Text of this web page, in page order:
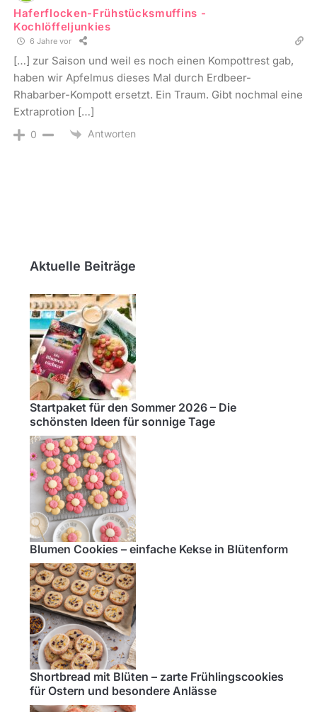
Haferflocken-Frühstücksmuffins -
Kochlöffeljunkies
6 Jahre vor
[…] zur Saison und weil es noch einen Kompottrest gab,
haben wir Apfelmus dieses Mal durch Erdbeer-
Rhabarber-Kompott ersetzt. Ein Traum. Gibt nochmal eine
Extraprotion […]
0 Antworten
Aktuelle Beiträge
Startpaket für den Sommer 2026 – Die
schönsten Ideen für sonnige Tage
Blumen Cookies – einfache Kekse in Blütenform
Shortbread mit Blüten – zarte Frühlingscookies
für Ostern und besondere Anlässe